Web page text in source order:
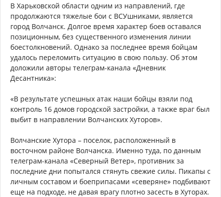
В Харьковской области одним из направлений, где
продолжаются тяжелые бои с ВСУшниками, является
город Волчанск. Долгое время характер боев оставался
позиционным, без существенного изменения линии
боестолкновений. Однако за последнее время бойцам
удалось переломить ситуацию в свою пользу. Об этом
доложили авторы телеграм-канала «Дневник
Десантника»:
«В результате успешных атак наши бойцы взяли под
контроль 16 домов городской застройки, а также враг был
выбит в направлении Волчанских Хуторов».
Волчанские Хутора – поселок, расположенный в
восточном районе Волчанска. Именно туда, по данным
телеграм-канала «Северный Ветер», противник за
последние дни попытался стянуть свежие силы. Пикапы с
личным составом и боеприпасами «северяне» подбивают
еще на подходе, не давая врагу плотно засесть в Хуторах.